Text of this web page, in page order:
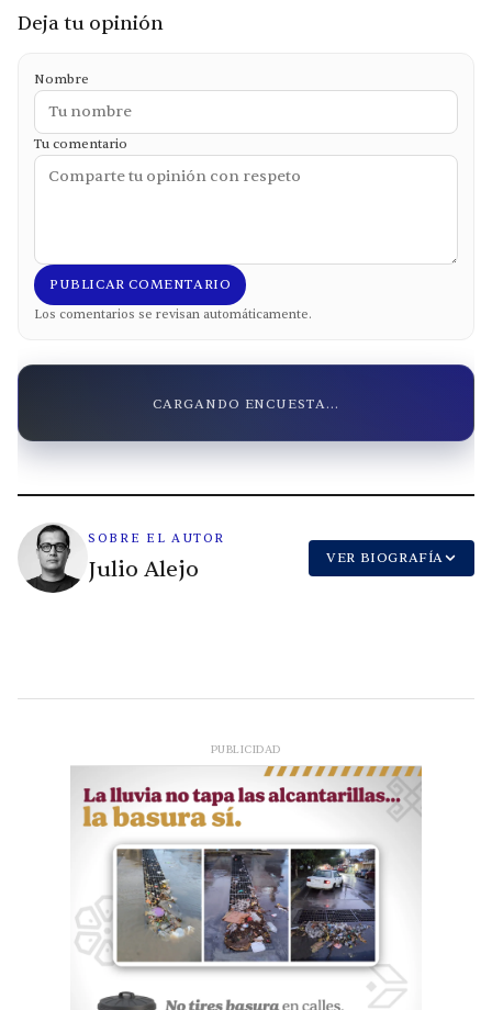
Deja tu opinión
Nombre
Tu comentario
PUBLICAR COMENTARIO
Los comentarios se revisan automáticamente.
CARGANDO ENCUESTA...
SOBRE EL AUTOR
Julio Alejo VER BIOGRAFÍA
PUBLICIDAD